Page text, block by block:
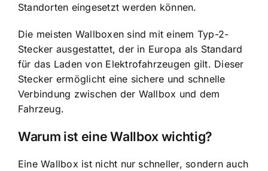
Standorten eingesetzt werden können.
Die meisten Wallboxen sind mit einem Typ-2-
Stecker ausgestattet, der in Europa als Standard
für das Laden von Elektrofahrzeugen gilt. Dieser
Stecker ermöglicht eine sichere und schnelle
Verbindung zwischen der Wallbox und dem
Fahrzeug.
Warum ist eine Wallbox wichtig?
Eine Wallbox ist nicht nur schneller, sondern auch